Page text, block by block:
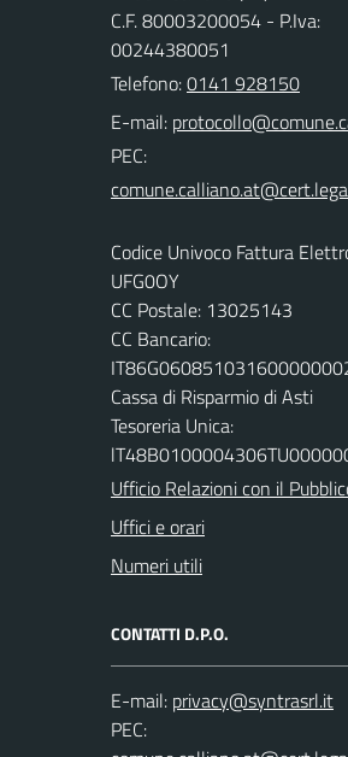
C.F. 80003200054 - P.Iva:
00244380051
Telefono:0141 928150
E-mail:
PEC:
Codice Univoco Fattura
UFG0OY
CC Postale: 13025143
CC Bancario:
Cassa di Risparmio di Asti
Tesoreria Unica:
Ufficio Relazioni con il
Uffici e orari
Numeri utili
CONTATTI D.P.O.
E-mail:
PEC: